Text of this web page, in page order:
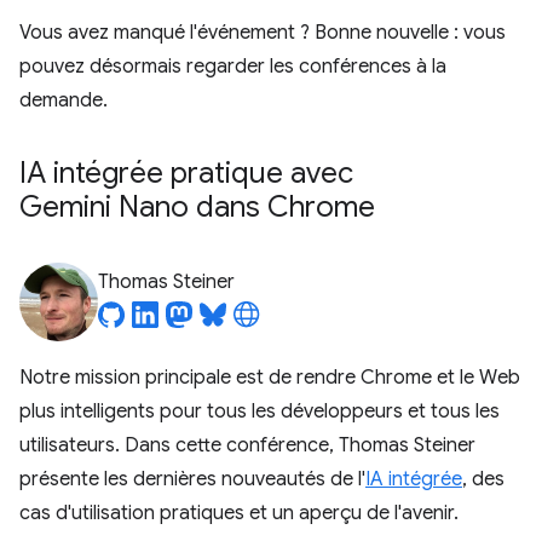
Vous avez manqué l'événement ? Bonne nouvelle : vous
pouvez désormais regarder les conférences à la
demande.
IA intégrée pratique avec
Gemini Nano dans Chrome
Thomas Steiner
Notre mission principale est de rendre Chrome et le Web
plus intelligents pour tous les développeurs et tous les
utilisateurs. Dans cette conférence, Thomas Steiner
présente les dernières nouveautés de l'IA intégrée, des
cas d'utilisation pratiques et un aperçu de l'avenir.